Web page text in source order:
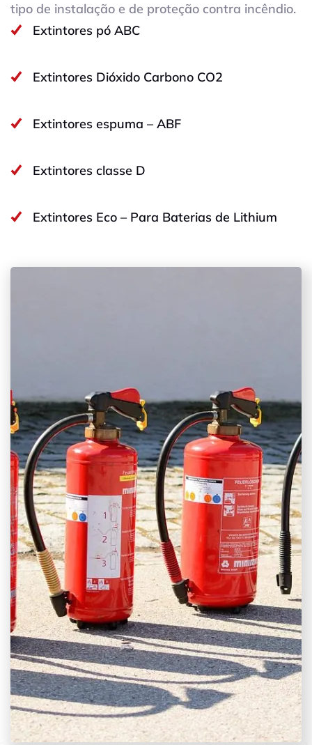
tipo de instalação e de proteção contra incêndio.
Extintores pó ABC
Extintores Dióxido Carbono CO2
Extintores espuma – ABF
Extintores classe D
Extintores Eco – Para Baterias de Lithium